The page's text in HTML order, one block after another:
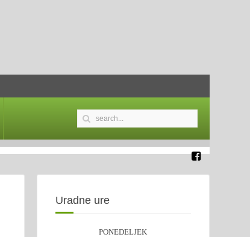
Uradne ure
PONEDELJEK